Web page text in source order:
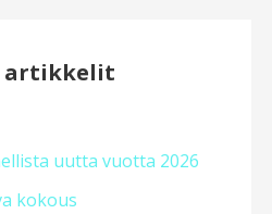
artikkelit
uutta vuotta 2026
kokous